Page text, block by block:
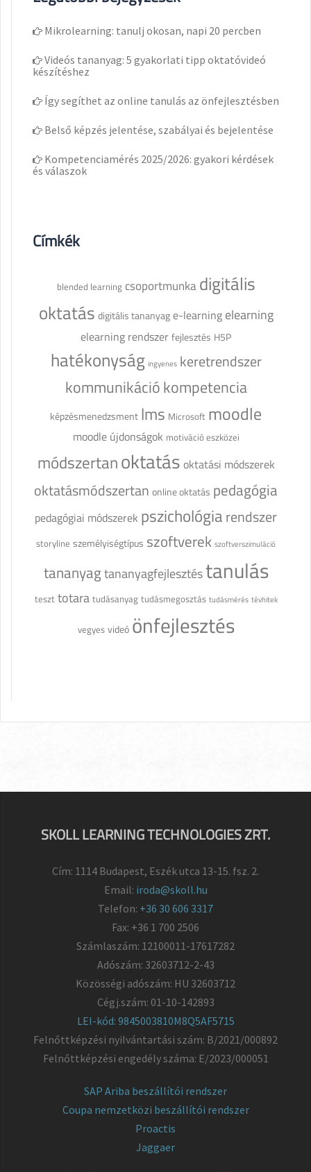
Mikrolearning: tanulj okosan, napi 20 percben
Videós tananyag: 5 gyakorlati tipp oktatóvideó
készítéshez
Így segíthet az online tanulás az önfejlesztésben
Belső képzés jelentése, szabályai és bejelentése
Kompetenciamérés 2025/2026: gyakori kérdések
és válaszok
Címkék
blended learning csoportmunka digitális
oktatás digitális tananyag e-learning elearning
elearning rendszerfejlesztés H5P
hatékonyság ingyenes keretrendszer
kommunikációkompetencia
képzésmenedzsment lms Microsoft moodle
moodle újdonságok motiváció eszközei
módszertanoktatás oktatási módszerek
oktatásmódszertan online oktatás pedagógia
pedagógiai módszerek pszichológiarendszer
storyline személyiségtípus szoftverek szoftverszimuláció
tananyagtananyagfejlesztéstanulás
teszt totara tudásanyag tudásmegosztás tudásmérés tévhitek
vegyes videó önfejlesztés
SKOLL LEARNING TECHNOLOGIES ZRT.
Cím: 1114 Budapest, Eszék utca 13-15. fsz. 2.
Email: iroda@skoll.hu
Telefon: +36 30 606 3317
Fax: +36 1 700 2506
Számlaszám: 12100011-17617282
Adószám: 32603712-2-43
Közösségi adószám: HU 32603712
Cégj.szám: 01-10-142893
LEI-kód: 9845003810M8Q5AF5715
Felnőttképzési nyilvántartási szám: B/2021/000892
Felnőttképzési engedély száma: E/2023/000051
SAP Ariba beszállítói rendszer
Coupa nemzetközi beszállítói rendszer
Proactis
Jaggaer